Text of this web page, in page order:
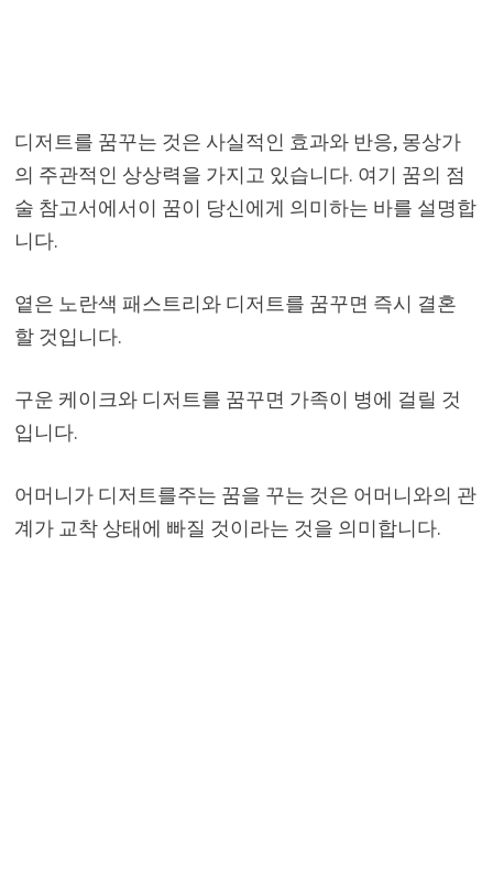
디저트를 꿈꾸는 것은 사실적인 효과와 반응, 몽상가
의 주관적인 상상력을 가지고 있습니다. 여기 꿈의 점
술 참고서에서이 꿈이 당신에게 의미하는 바를 설명합
니다.
옅은 노란색 패스트리와 디저트를 꿈꾸면 즉시 결혼
할 것입니다.
구운 케이크와 디저트를 꿈꾸면 가족이 병에 걸릴 것
입니다.
어머니가 디저트를주는 꿈을 꾸는 것은 어머니와의 관
계가 교착 상태에 빠질 것이라는 것을 의미합니다.